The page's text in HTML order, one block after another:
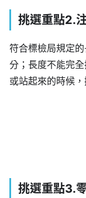
挑選重點2.
符合標檢局規定
分；長度不能完
或站起來的時候，
挑選重點3.